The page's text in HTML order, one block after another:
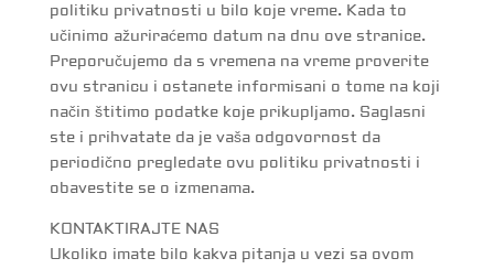
politiku privatnosti u bilo koje vreme. Kada to
učinimo ažuriraćemo datum na dnu ove stranice.
Preporučujemo da s vremena na vreme proverite
ovu stranicu i ostanete informisani o tome na koji
način štitimo podatke koje prikupljamo. Saglasni
ste i prihvatate da je vaša odgovornost da
periodično pregledate ovu politiku privatnosti i
obavestite se o izmenama.
KONTAKTIRAJTE NAS
Ukoliko imate bilo kakva pitanja u vezi sa ovom